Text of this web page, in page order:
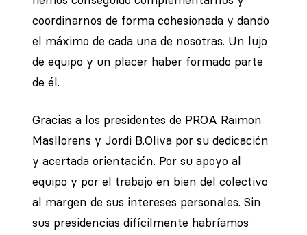
coordinarnos de forma cohesionada y dando
el máximo de cada una de nosotras. Un lujo
de equipo y un placer haber formado parte
de él.
Gracias a los presidentes de PROA Raimon
Masllorens y Jordi B.Oliva por su dedicación
y acertada orientación. Por su apoyo al
equipo y por el trabajo en bien del colectivo
al margen de sus intereses personales. Sin
sus presidencias difícilmente habríamos